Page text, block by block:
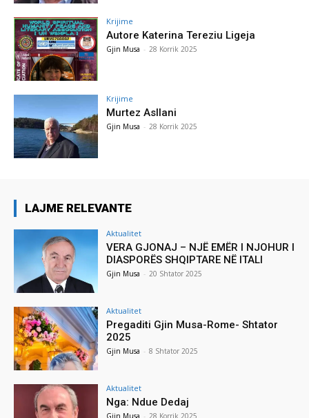
Krijime
Autore Katerina Tereziu Ligeja
Gjin Musa - 28 Korrik 2025
Krijime
Murtez Asllani
Gjin Musa - 28 Korrik 2025
LAJME RELEVANTE
Aktualitet
VERA GJONAJ – NJË EMËR I NJOHUR I
DIASPORËS SHQIPTARE NË ITALI
Gjin Musa - 20 Shtator 2025
Aktualitet
Pregaditi Gjin Musa-Rome- Shtator
2025
Gjin Musa - 8 Shtator 2025
Aktualitet
Nga: Ndue Dedaj
Gjin Musa - 28 Korrik 2025